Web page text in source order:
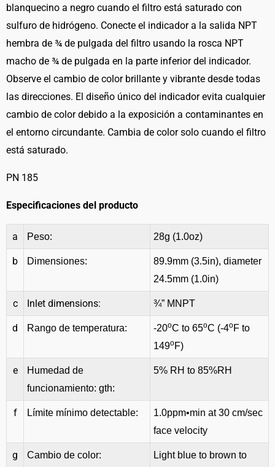
blanquecino a negro cuando el filtro está saturado con
sulfuro de hidrógeno. Conecte el indicador a la salida NPT
hembra de ¾ de pulgada del filtro usando la rosca NPT
macho de ¾ de pulgada en la parte inferior del indicador.
Observe el cambio de color brillante y vibrante desde todas
las direcciones. El diseño único del indicador evita cualquier
cambio de color debido a la exposición a contaminantes en
el entorno circundante. Cambia de color solo cuando el filtro
está saturado.
PN 185
Especificaciones del producto
a Peso: 28g (1.0oz)
b Dimensiones:
89.9mm (3.5in), diameter
24.5mm (1.0in)
c Inlet dimensions: ¾” MNPT
d Rango de temperatura: -20oC to 65oC (-4oF to
149oF)
e
Humedad de
funcionamiento: gth:
5% RH to 85%RH
f Límite mínimo detectable:
1.0ppm•min at 30 cm/sec
face velocity
g Cambio de color: Light blue to brown to